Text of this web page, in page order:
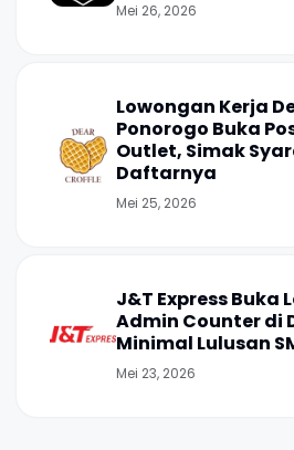
Mei 26, 2026
Lowongan Kerja
Ponorogo Buka
Outlet, Simak
Daftarnya
Mei 25, 2026
J&T Express Buka
Admin Counter di
Minimal Lulusan
Mei 23, 2026